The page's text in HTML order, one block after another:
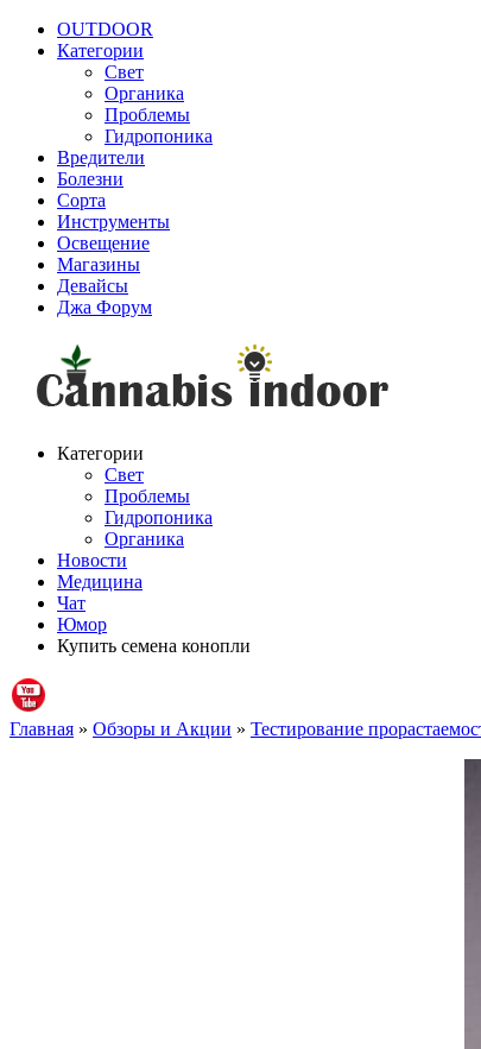
OUTDOOR
Категории
Свет
Органика
Проблемы
Гидропоника
Вредители
Болезни
Сорта
Инструменты
Освещение
Магазины
Девайсы
Джа Форум
Категории
Свет
Проблемы
Гидропоника
Органика
Новости
Медицина
Чат
Юмор
Купить семена конопли
Главная » Обзоры и Акции » Тестирование